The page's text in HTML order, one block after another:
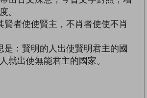
。
者使使賢主，不肖者使使不肖
：賢明的人出使賢明君主的國
就出使無能君主的國家。